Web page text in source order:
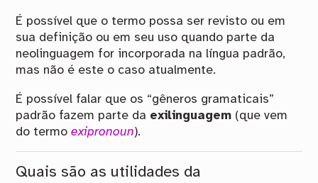
É possível que o termo possa ser revisto ou em
sua definição ou em seu uso quando parte da
neolinguagem for incorporada na língua padrão,
mas não é este o caso atualmente.
É possível falar que os “gêneros gramaticais”
padrão fazem parte da exilinguagem (que vem
do termoexipronoun).
Quais são as utilidades da